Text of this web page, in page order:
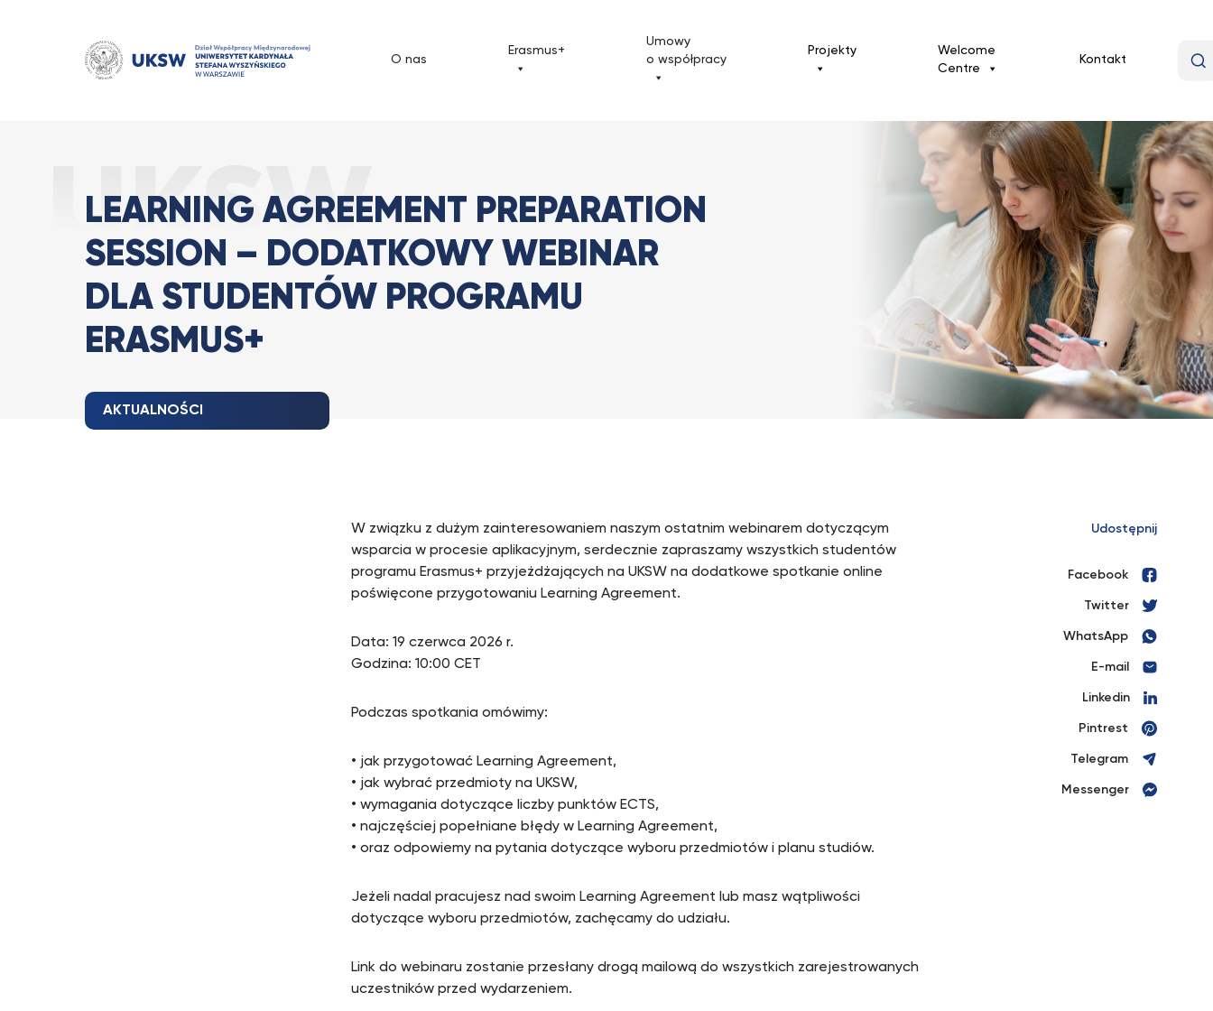
O nas
Erasmus+
Umowy
o współpracy
Projekty
Welcome
Centre
Kontakt
LEARNING AGREEMENT PREPARATION
SESSION – DODATKOWY WEBINAR
DLA STUDENTÓW PROGRAMU
ERASMUS+
AKTUALNOŚCI
W związku z dużym zainteresowaniem naszym ostatnim webinarem dotyczącym
wsparcia w procesie aplikacyjnym, serdecznie zapraszamy wszystkich studentów
programu Erasmus+ przyjeżdżających na UKSW na dodatkowe spotkanie online
poświęcone przygotowaniu Learning Agreement.
Data: 19 czerwca 2026 r.
Godzina: 10:00 CET
Podczas spotkania omówimy:
• jak przygotować Learning Agreement,
• jak wybrać przedmioty na UKSW,
• wymagania dotyczące liczby punktów ECTS,
• najczęściej popełniane błędy w Learning Agreement,
• oraz odpowiemy na pytania dotyczące wyboru przedmiotów i planu studiów.
Jeżeli nadal pracujesz nad swoim Learning Agreement lub masz wątpliwości
dotyczące wyboru przedmiotów, zachęcamy do udziału.
Link do webinaru zostanie przesłany drogą mailową do wszystkich zarejestrowanych
uczestników przed wydarzeniem.
Udostępnij
Facebook
Twitter
WhatsApp
E-mail
Linkedin
Pintrest
Telegram
Messenger